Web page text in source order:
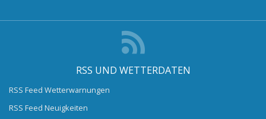
RSS UND WETTERDATEN
RSS Feed Wetterwarnungen
RSS Feed Neuigkeiten